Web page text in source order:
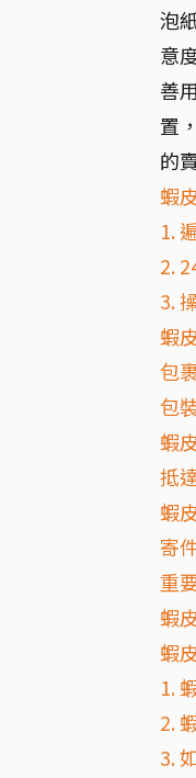
泡
意
善
置
的
蝦
1.
2.
3.
蝦
包
包
蝦
抵
蝦
寄
重
蝦
蝦
1.
2.
3.